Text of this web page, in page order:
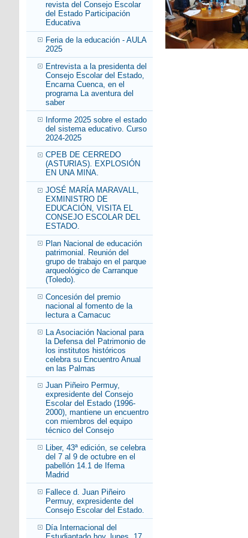
revista del Consejo Escolar
del Estado Participación
Educativa
Feria de la educación - AULA
2025
Entrevista a la presidenta del
Consejo Escolar del Estado,
Encarna Cuenca, en el
programa La aventura del
saber
Informe 2025 sobre el estado
del sistema educativo. Curso
2024-2025
CPEB DE CERREDO
(ASTURIAS). EXPLOSIÓN
EN UNA MINA.
JOSÉ MARÍA MARAVALL,
EXMINISTRO DE
EDUCACIÓN, VISITA EL
CONSEJO ESCOLAR DEL
ESTADO.
Plan Nacional de educación
patrimonial. Reunión del
grupo de trabajo en el parque
arqueológico de Carranque
(Toledo).
Concesión del premio
nacional al fomento de la
lectura a Camacuc
La Asociación Nacional para
la Defensa del Patrimonio de
los institutos históricos
celebra su Encuentro Anual
en las Palmas
Juan Piñeiro Permuy,
expresidente del Consejo
Escolar del Estado (1996-
2000), mantiene un encuentro
con miembros del equipo
técnico del Consejo
Liber, 43ª edición, se celebra
del 7 al 9 de octubre en el
pabellón 14.1 de Ifema
Madrid
Fallece d. Juan Piñeiro
Permuy, expresidente del
Consejo Escolar del Estado.
Día Internacional del